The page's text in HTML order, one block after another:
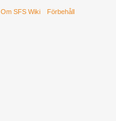
Om SFS Wiki Förbehåll